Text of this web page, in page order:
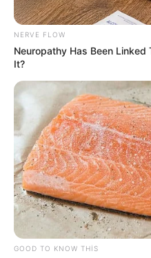
Müstəntiq istənilən
yoxlaya bilər? –
73
12:40 / 06 Avqust 2026
NERVE FLOW
Neuropathy Has Been Linked
It?
GOOD TO KNOW THIS